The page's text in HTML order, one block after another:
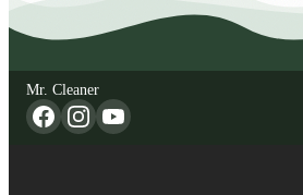
Mr. Cleaner